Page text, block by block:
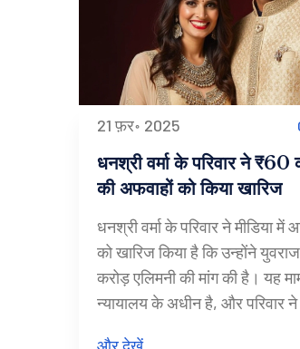
21 फ़र॰ 2025
धनश्री वर्मा के परिवार ने ₹60
की अफवाहों को किया खारिज
धनश्री वर्मा के परिवार ने मीडिया
को खारिज किया है कि उन्होंने
करोड़ एलिमनी की मांग की है। यह
न्यायालय के अधीन है, और परिवार